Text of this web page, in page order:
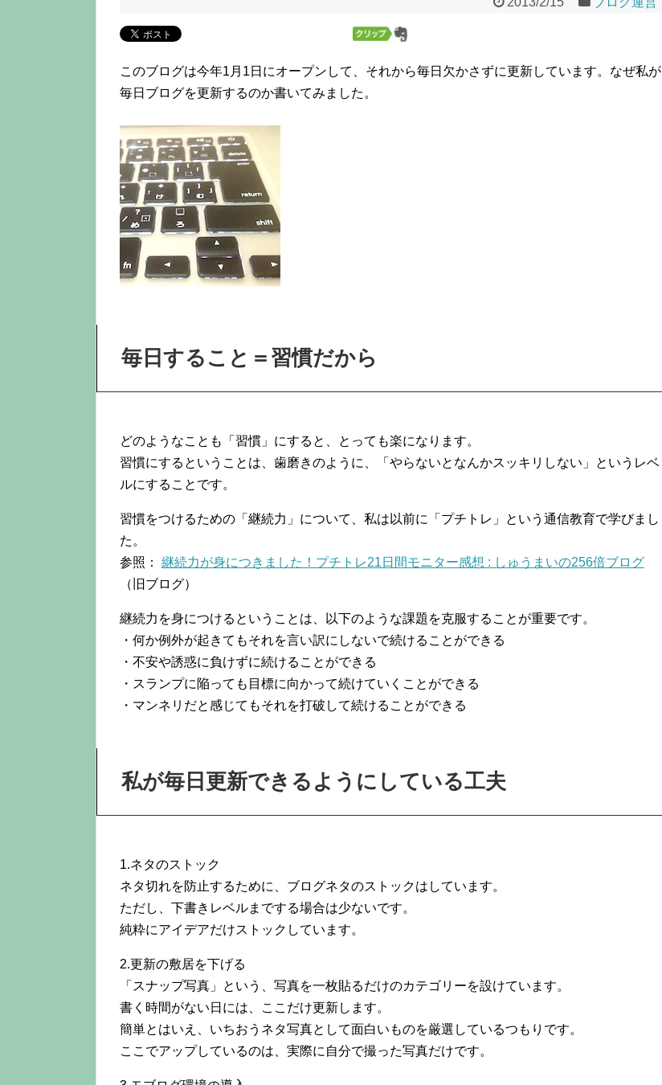
このブログは今年1月1日にオープンして、それから毎日欠かさずに更新しています。なぜ私が
毎日ブログを更新するのか書いてみました。
毎日すること＝習慣だから
どのようなことも「習慣」にすると、とっても楽になります。
習慣にするということは、歯磨きのように、「やらないとなんかスッキリしない」というレベ
ルにすることです。
習慣をつけるための「継続力」について、私は以前に「プチトレ」という通信教育で学びまし
た。
参照： 継続力が身につきました！プチトレ21日間モニター感想 : しゅうまいの256倍ブログ
（旧ブログ）
継続力を身につけるということは、以下のような課題を克服することが重要です。
・何か例外が起きてもそれを言い訳にしないで続けることができる
・不安や誘惑に負けずに続けることができる
・スランプに陥っても目標に向かって続けていくことができる
・マンネリだと感じてもそれを打破して続けることができる
私が毎日更新できるようにしている工夫
1.ネタのストック
ネタ切れを防止するために、ブログネタのストックはしています。
ただし、下書きレベルまでする場合は少ないです。
純粋にアイデアだけストックしています。
2.更新の敷居を下げる
「スナップ写真」という、写真を一枚貼るだけのカテゴリーを設けています。
書く時間がない日には、ここだけ更新します。
簡単とはいえ、いちおうネタ写真として面白いものを厳選しているつもりです。
ここでアップしているのは、実際に自分で撮った写真だけです。